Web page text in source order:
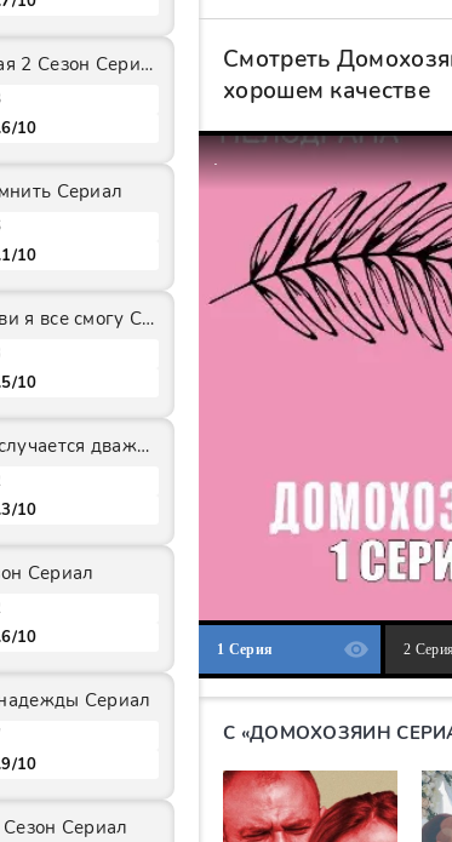
Смотреть
хорошем качестве
1 Серия 2 Серия
С «ДОМОХОЗЯИН
Крепостная 2 Сезон Сериал
10
Сериал
10
Ради любви я все смогу Сериал
10
Ничто не случается дважды 2 Сезон Сериал
10
Сериал
10
Сериал
10
Сезон Сериал